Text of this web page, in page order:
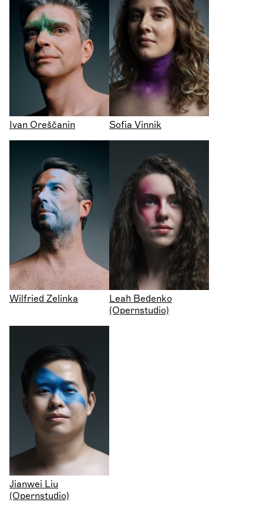
Ivan Oreščanin Sofia Vinnik
Wilfried Zelinka
Leah Bedenko
(Opernstudio)
Jianwei Liu
(Opernstudio)